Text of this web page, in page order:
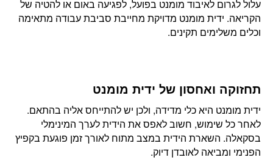
עלול לגרום לאיבוד מומנט בפועל, לפגיעה באום או להטיה של
הקריאה. ידית מומנט מדויקת מחייבת סביבת עבודה מתאימה
וכלים משלימים תקינים.
תחזוקה ואחסון של ידית מומנט
ידית מומנט היא כלי מדידה, ולכן יש להתייחס אליה בהתאם.
לאחר כל שימוש, חשוב לאפס את הידית לערך המינימלי
בסקאלה. השארת הידית במצב מתוח לאורך זמן פוגעת בקפיץ
הפנימי ומביאה לאובדן דיוק.